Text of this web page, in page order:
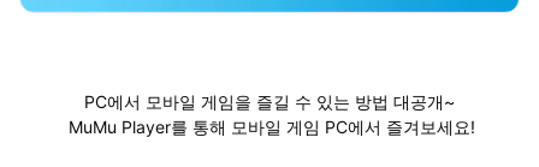
PC에서 모바일 게임을 즐길 수 있는 방법 대공개~
MuMu Player를 통해 모바일 게임 PC에서 즐겨보세요!